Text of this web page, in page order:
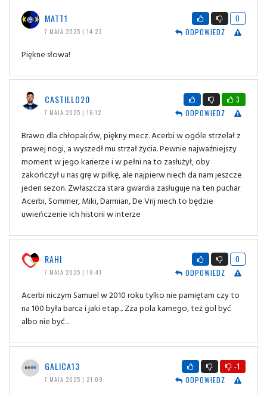
MATT1
7 MAJA 2025 | 14:23
0
ODPOWIEDZ
Piękne słowa!
CASTILLO20
7 MAJA 2025 | 16:12
3
ODPOWIEDZ
Brawo dla chłopaków, piękny mecz. Acerbi w ogóle strzelał z
prawej nogi, a wyszedł mu strzał życia. Pewnie najważniejszy
moment w jego karierze i w pełni na to zasłużył, oby
zakończył u nas grę w piłkę, ale najpierw niech da nam jeszcze
jeden sezon. Zwłaszcza stara gwardia zasługuje na ten puchar
Acerbi, Sommer, Miki, Darmian, De Vrij niech to będzie
uwieńczenie ich historii w interze
RAHI
7 MAJA 2025 | 19:41
0
ODPOWIEDZ
Acerbi niczym Samuel w 2010 roku tylko nie pamiętam czy to
na 100 była barca i jaki etap... Zza pola karnego, też gol być
albo nie być...
GALICA13
7 MAJA 2025 | 21:09
-1
ODPOWIEDZ